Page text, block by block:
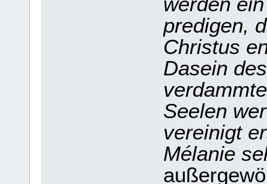
predigen,
Christus
Dasein
Seelen
vereinigt
Mélanie